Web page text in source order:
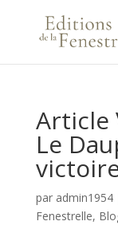
Article
Le
par admin1954
Fenestrelle,